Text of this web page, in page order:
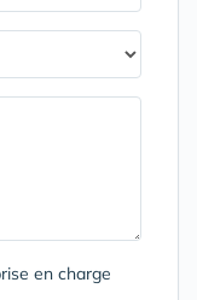
en charge